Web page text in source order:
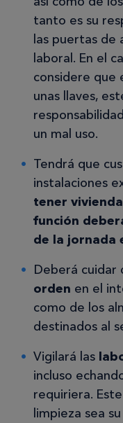
tanto es su
las puertas de
laboral. En el
considere que
unas llaves,
un mal uso.
Tendrá que
instalaciones
tener
función
de la jornada
Deberá cuidar
orden en el
como de los
destinados al
Vigilará las
incluso
requiriera.
limpieza sea